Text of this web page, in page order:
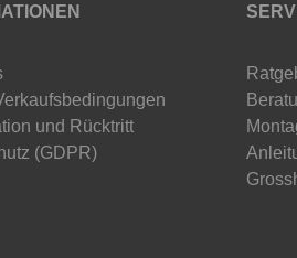
und Rücktritt
(GDPR)